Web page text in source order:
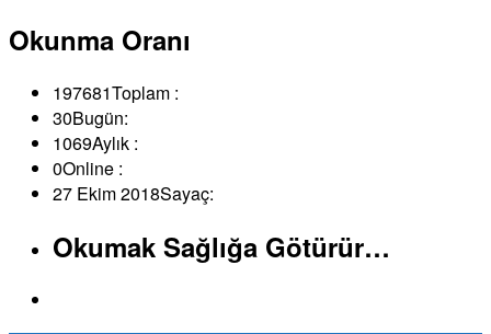
Okunma Oranı
197681Toplam :
30Bugün:
1069Aylık :
0Online :
27 Ekim 2018Sayaç:
Okumak Sağlığa Götürür…